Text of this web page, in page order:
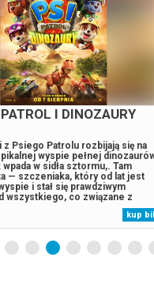
I DINOZAURY
z Psiego Patrolu rozbijają się na
wyspie pełnej
w sidła sztormu,. Tam
— szczeniaka, który od lat jest
i stał się prawdziwym
wszystkiego, co związane z
Sytuacja wymyka się spod
rywal piesków,
pozyskiwać surowce,...
kup